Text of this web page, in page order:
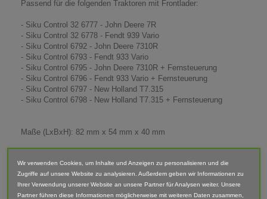
Passend für die folgenden Traktoren mit Frontlader:
- Siku Control 32 6777 - John Deere 7R
- Siku Control 32 6778 - Fendt 939 Vario
- Siku Control 6792 - John Deere 7310R
- Siku Control 6793 - Fendt 933 Vario
- Siku Control 6795 - John Deere 7310R + Fernsteuerung
- Siku Control 6796 - Fendt 933 Vario + Fernsteuerung
- Siku Control 6797 - New Holland T7.315
- Siku Control 6798 - New Holland T7.315 + Fernsteuerung
Maße (LxBxH): 82 mm x 54 mm x 40 mm
Lieferumfang: Rübenschaufel
Abgebildete Fahrzeuge und Zubehör sind nicht im Lieferumfang
enthalten.
Wir verwenden Cookies, um Inhalte und Anzeigen zu personalisieren und die
Zugriffe auf unsere Website zu analysieren. Außerdem geben wir Informationen zu
Ihrer Verwendung unserer Website an unsere Partner für Analysen weiter. Unsere
Partner führen diese Informationen möglicherweise mit weiteren Daten zusammen,